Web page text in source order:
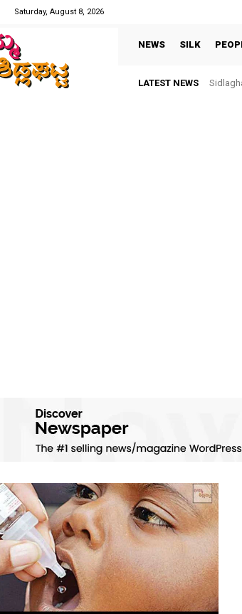
Saturday, August 8, 2026
NEWS SILK
LATEST NEWS